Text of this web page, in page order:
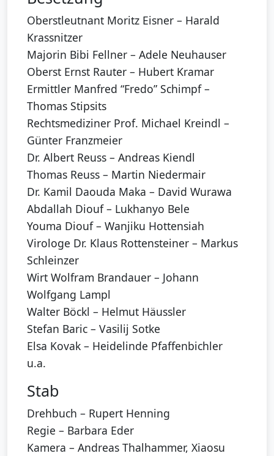
Oberstleutnant Moritz Eisner – Harald
Krassnitzer
Majorin Bibi Fellner – Adele Neuhauser
Oberst Ernst Rauter – Hubert Kramar
Ermittler Manfred “Fredo” Schimpf –
Thomas Stipsits
Rechtsmediziner Prof. Michael Kreindl –
Günter Franzmeier
Dr. Albert Reuss – Andreas Kiendl
Thomas Reuss – Martin Niedermair
Dr. Kamil Daouda Maka – David Wurawa
Abdallah Diouf – Lukhanyo Bele
Youma Diouf – Wanjiku Hottensiah
Virologe Dr. Klaus Rottensteiner – Markus
Schleinzer
Wirt Wolfram Brandauer – Johann
Wolfgang Lampl
Walter Böckl – Helmut Häussler
Stefan Baric – Vasilij Sotke
Elsa Kovak – Heidelinde Pfaffenbichler
u.a.
Stab
Drehbuch – Rupert Henning
Regie – Barbara Eder
Kamera – Andreas Thalhammer, Xiaosu